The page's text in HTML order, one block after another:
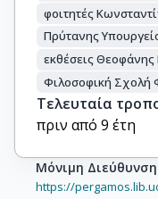
φοιτητές
Πρύτανης
εκθέσεις Θεοφάνης
Φιλοσοφική Σχολή
Τελευταία
πριν από 9 έτη
Μόνιμη Διεύθυνση
https://